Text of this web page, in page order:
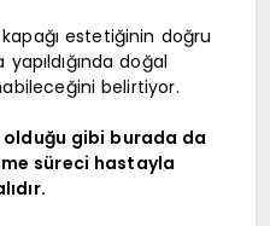
estetiğinin doğru
doğal
belirtiyor.
gibi burada da
süreci hastayla